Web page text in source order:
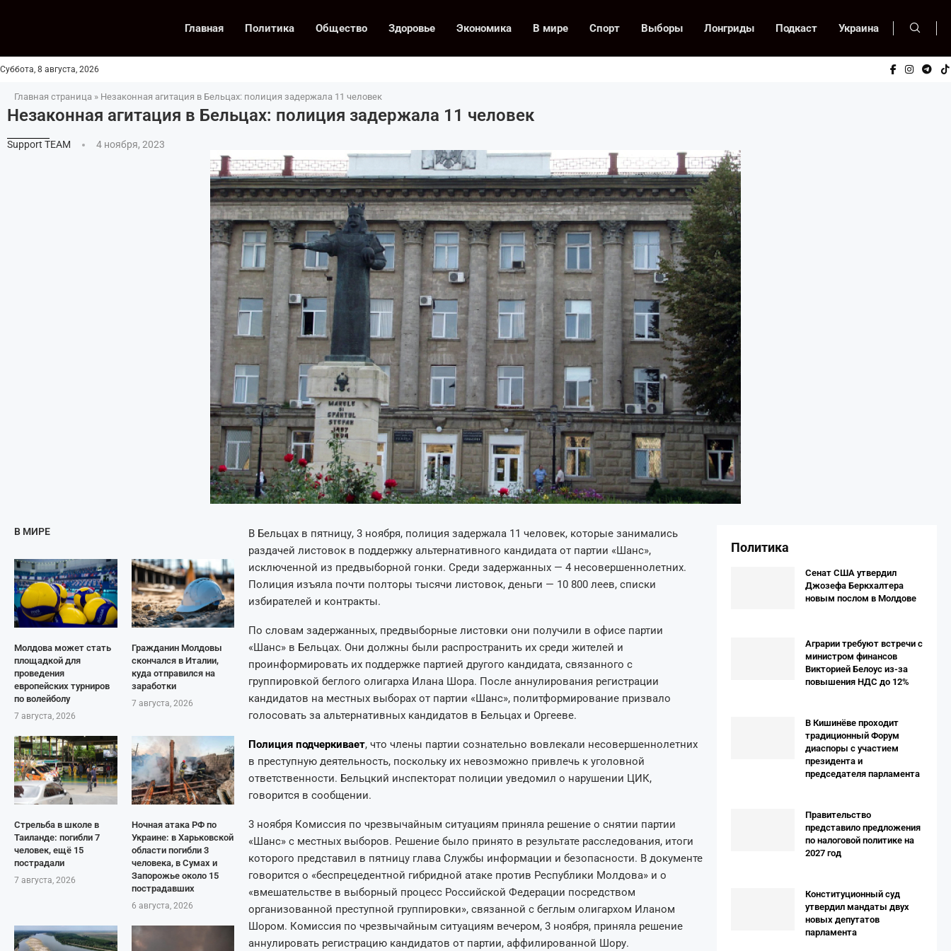
Главная Политика Общество Здоровье Экономика В мире Спорт Выборы Лонгриды Подкаст Украина
Суббота, 8 августа, 2026
Главная страница » Незаконная агитация в Бельцах: полиция задержала 11 человек
Незаконная агитация в Бельцах: полиция задержала 11 человек
Support TEAM 4 ноября, 2023
В МИРЕ
Молдова может стать
площадкой для
проведения
европейских турниров
по волейболу
7 августа, 2026
Гражданин Молдовы
скончался в Италии,
куда отправился на
заработки
7 августа, 2026
Стрельба в школе в
Таиланде: погибли 7
человек, ещё 15
пострадали
7 августа, 2026
Ночная атака РФ по
Украине: в Харьковской
области погибли 3
человека, в Сумах и
Запорожье около 15
пострадавших
6 августа, 2026
В Бельцах в пятницу, 3 ноября, полиция задержала 11 человек, которые занимались
раздачей листовок в поддержку альтернативного кандидата от партии «Шанс»,
исключенной из предвыборной гонки. Среди задержанных — 4 несовершеннолетних.
Полиция изъяла почти полторы тысячи листовок, деньги — 10 800 леев, списки
избирателей и контракты.
По словам задержанных, предвыборные листовки они получили в офисе партии
«Шанс» в Бельцах. Они должны были распространить их среди жителей и
проинформировать их поддержке партией другого кандидата, связанного с
группировкой беглого олигарха Илана Шора. После аннулирования регистрации
кандидатов на местных выборах от партии «Шанс», политформирование призвало
голосовать за альтернативных кандидатов в Бельцах и Оргееве.
Полиция подчеркивает, что члены партии сознательно вовлекали несовершеннолетних
в преступную деятельность, поскольку их невозможно привлечь к уголовной
ответственности. Бельцкий инспекторат полиции уведомил о нарушении ЦИК,
говорится в сообщении.
3 ноября Комиссия по чрезвычайным ситуациям приняла решение о снятии партии
«Шанс» с местных выборов. Решение было принято в результате расследования, итоги
которого представил в пятницу глава Службы информации и безопасности. В документе
говорится о «беспрецедентной гибридной атаке против Республики Молдова» и о
«вмешательстве в выборный процесс Российской Федерации посредством
организованной преступной группировки», связанной с беглым олигархом Иланом
Шором. Комиссия по чрезвычайным ситуациям вечером, 3 ноября, приняла решение
аннулировать регистрацию кандидатов от партии, аффилированной Шору.
Политика
Сенат США утвердил
Джозефа Беркхалтера
новым послом в Молдове
Аграрии требуют встречи с
министром финансов
Викторией Белоус из-за
повышения НДС до 12%
В Кишинёве проходит
традиционный Форум
диаспоры с участием
президента и
председателя парламента
Правительство
представило предложения
по налоговой политике на
2027 год
Конституционный суд
утвердил мандаты двух
новых депутатов
парламента